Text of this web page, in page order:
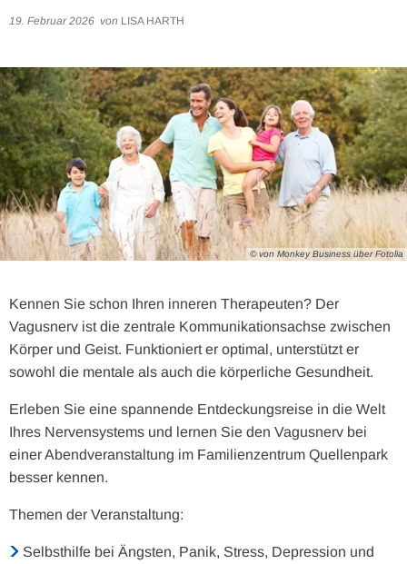
19. Februar 2026 von LISA HARTH
© von Monkey Business über Fotolia
Kennen Sie schon Ihren inneren Therapeuten? Der
Vagusnerv ist die zentrale Kommunikationsachse zwischen
Körper und Geist. Funktioniert er optimal, unterstützt er
sowohl die mentale als auch die körperliche Gesundheit.
Erleben Sie eine spannende Entdeckungsreise in die Welt
Ihres Nervensystems und lernen Sie den Vagusnerv bei
einer Abendveranstaltung im Familienzentrum Quellenpark
besser kennen.
Themen der Veranstaltung:
Selbsthilfe bei Ängsten, Panik, Stress, Depression und